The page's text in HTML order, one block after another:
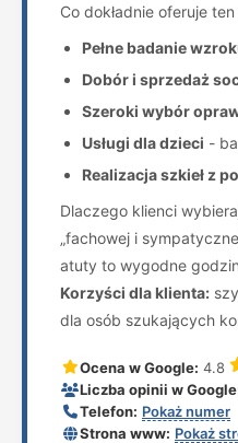
Co dokładnie oferuje ten
Pełne badanie
Dobór i sprzedaż
Szeroki wybór
Usługi dla dzieci -
Realizacja szkieł z
Dlaczego klienci
„fachowej i
atuty to wygodne
Korzyści dla klienta:
dla osób szukających
Ocena w Google: 4.8
Liczba opinii w
Telefon: Pokaż numer
Strona www: Pokaż